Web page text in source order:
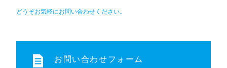
どうぞお気軽にお問い合わせください。
お問い合わせフォーム